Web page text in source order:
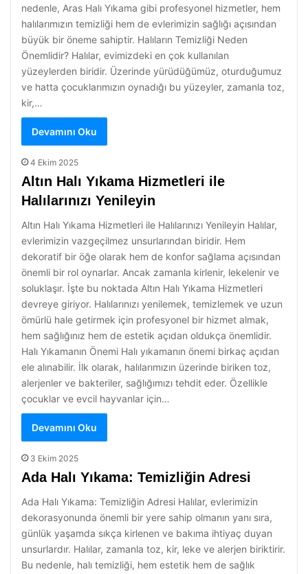
nedenle, Aras Halı Yıkama gibi profesyonel hizmetler, hem
halılarımızın temizliği hem de evlerimizin sağlığı açısından
büyük bir öneme sahiptir. Halıların Temizliği Neden
Önemlidir? Halılar, evimizdeki en çok kullanılan
yüzeylerden biridir. Üzerinde yürüdüğümüz, oturduğumuz
ve hatta çocuklarımızın oynadığı bu yüzeyler, zamanla toz,
kir,…
Devamını Oku
4 Ekim 2025
Altın Halı Yıkama Hizmetleri ile
Halılarınızı Yenileyin
Altın Halı Yıkama Hizmetleri ile Halılarınızı Yenileyin Halılar,
evlerimizin vazgeçilmez unsurlarından biridir. Hem
dekoratif bir öğe olarak hem de konfor sağlama açısından
önemli bir rol oynarlar. Ancak zamanla kirlenir, lekelenir ve
soluklaşır. İşte bu noktada Altın Halı Yıkama Hizmetleri
devreye giriyor. Halılarınızı yenilemek, temizlemek ve uzun
ömürlü hale getirmek için profesyonel bir hizmet almak,
hem sağlığınız hem de estetik açıdan oldukça önemlidir.
Halı Yıkamanın Önemi Halı yıkamanın önemi birkaç açıdan
ele alınabilir. İlk olarak, halılarımızın üzerinde biriken toz,
alerjenler ve bakteriler, sağlığımızı tehdit eder. Özellikle
çocuklar ve evcil hayvanlar için…
Devamını Oku
3 Ekim 2025
Ada Halı Yıkama: Temizliğin Adresi
Ada Halı Yıkama: Temizliğin Adresi Halılar, evlerimizin
dekorasyonunda önemli bir yere sahip olmanın yanı sıra,
günlük yaşamda sıkça kirlenen ve bakıma ihtiyaç duyan
unsurlardır. Halılar, zamanla toz, kir, leke ve alerjen biriktirir.
Bu nedenle, halı temizliği, hem estetik hem de sağlık